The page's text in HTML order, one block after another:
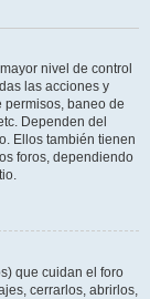
nivel de control
las acciones y
baneo de
Dependen del
Ellos también tienen
foros, dependiendo
que cuidan el foro
cerrarlos, abrirlos,